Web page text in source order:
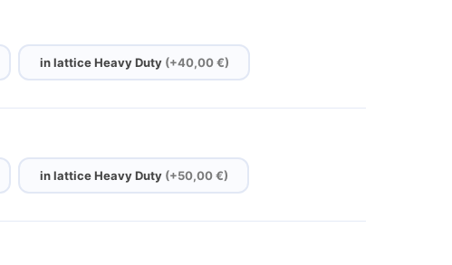
in lattice Heavy Duty (+40,00 €)
in lattice Heavy Duty (+50,00 €)